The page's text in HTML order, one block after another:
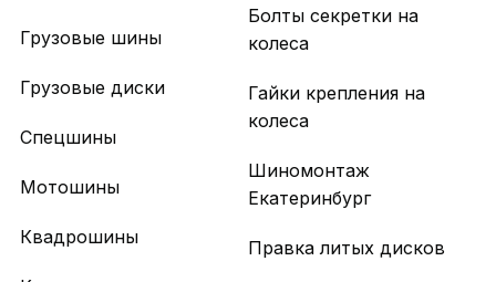
Грузовые шины
Грузовые диски
Спецшины
Мотошины
Квадрошины
Болты секретки на
колеса
Гайки крепления на
колеса
Шиномонтаж
Екатеринбург
Правка литых дисков